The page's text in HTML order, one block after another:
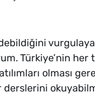
Türkiye’nin her
olması
derslerini